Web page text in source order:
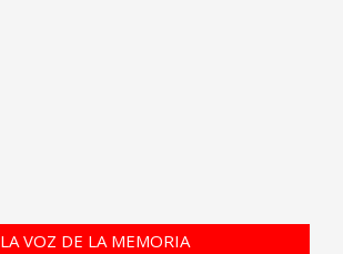
LA VOZ DE LA MEMORIA